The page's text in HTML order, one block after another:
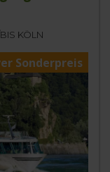
KÖLN
Sonderpreis